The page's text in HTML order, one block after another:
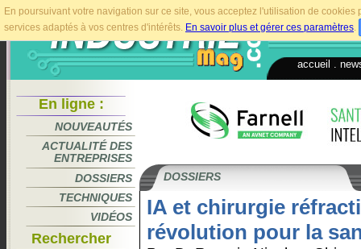
En poursuivant votre navigation sur ce site, vous acceptez l'utilisation de
services adaptés à vos centres d'intérêts. En savoir plus et gérer ces paramètres.
accueil
En ligne :
NOUVEAUTÉS
ACTUALITÉ DES
ENTREPRISES
DOSSIERS
TECHNIQUES
VIDÉOS
Rechercher
DOSSIERS
IA et chirurgie
révolution pour la